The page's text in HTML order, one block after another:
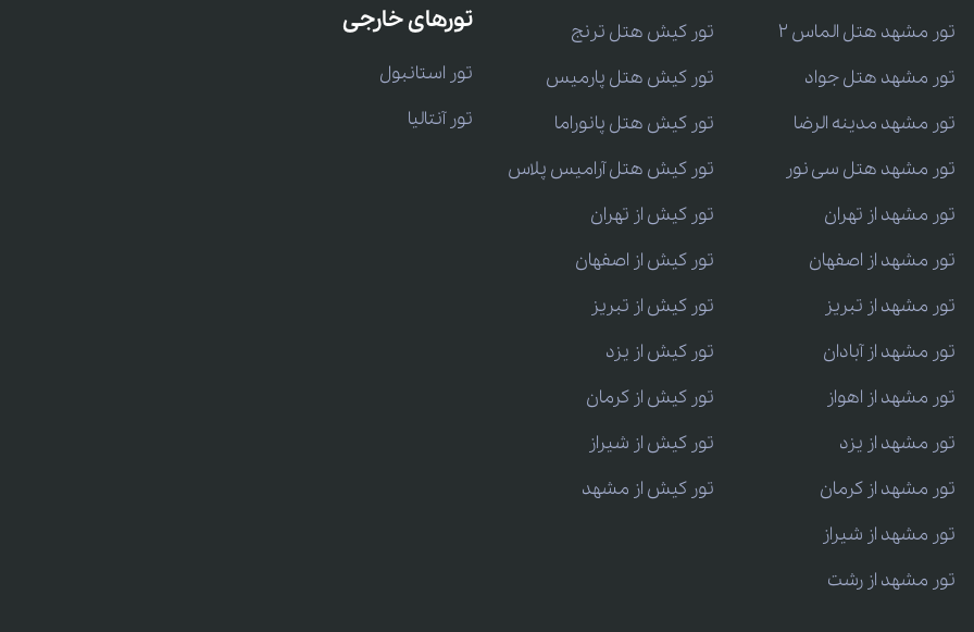
تور مشهد هتل الماس 2
تور مشهد هتل جواد
تور مشهد مدینه الرضا
تور مشهد هتل سی نور
تور مشهد از تهران
تور مشهد از اصفهان
تور مشهد از تبریز
تور مشهد از آبادان
تور مشهد از اهواز
تور مشهد از یزد
تور مشهد از کرمان
تور مشهد از شیراز
تور مشهد از رشت
تور کیش هتل ترنج
تور کیش هتل پارمیس
تور کیش هتل پانوراما
تور کیش هتل آرامیس پلاس
تور کیش از تهران
تور کیش از اصفهان
تور کیش از تبریز
تور کیش از یزد
تور کیش از کرمان
تور کیش از شیراز
تور کیش از مشهد
تورهای خارجی
تور استانبول
تور آنتالیا